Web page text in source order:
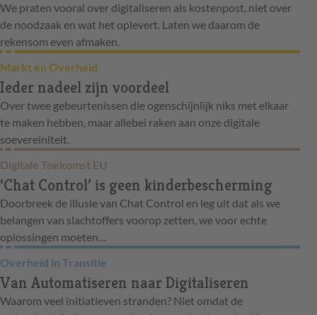
We praten vooral over digitaliseren als kostenpost, niet over
de noodzaak en wat het oplevert. Laten we daarom de
rekensom even afmaken.
Markt en Overheid
Ieder nadeel zijn voordeel
Over twee gebeurtenissen die ogenschijnlijk niks met elkaar
te maken hebben, maar allebei raken aan onze digitale
soevereiniteit.
Digitale Toekomst EU
‘Chat Control’ is geen kinderbescherming
Doorbreek de illusie van Chat Control en leg uit dat als we
belangen van slachtoffers voorop zetten, we voor echte
oplossingen moeten…
Overheid in Transitie
Van Automatiseren naar Digitaliseren
Waarom veel initiatieven stranden? Niet omdat de